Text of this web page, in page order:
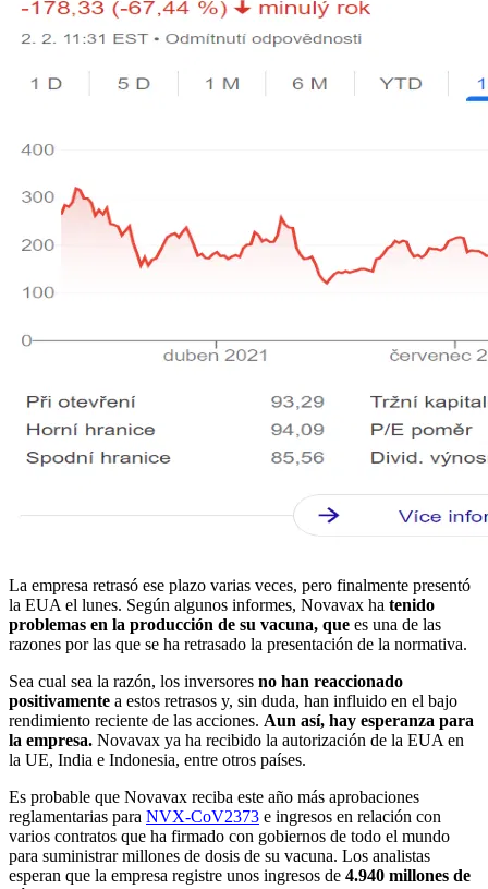
La empresa retrasó ese plazo varias veces, pero finalmente presentó
la EUA el lunes. Según algunos informes, Novavax ha tenido
problemas en la producción de su vacuna, que es una de las
razones por las que se ha retrasado la presentación de la normativa.
Sea cual sea la razón, los inversores no han reaccionado
positivamente a estos retrasos y, sin duda, han influido en el bajo
rendimiento reciente de las acciones. Aun así, hay esperanza para
la empresa. Novavax ya ha recibido la autorización de la EUA en
la UE, India e Indonesia, entre otros países.
Es probable que Novavax reciba este año más aprobaciones
reglamentarias para NVX-CoV2373 e ingresos en relación con
varios contratos que ha firmado con gobiernos de todo el mundo
para suministrar millones de dosis de su vacuna. Los analistas
esperan que la empresa registre unos ingresos de 4.940 millones de